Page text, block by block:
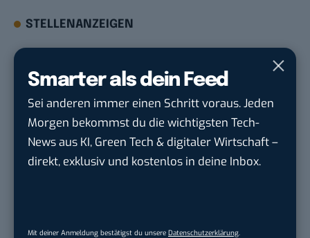
Smarter als dein Feed
Sei anderen immer einen Schritt voraus. Jeden
Morgen bekommst du die wichtigsten Tech-
News aus KI, Green Tech & digitaler Wirtschaft –
direkt, exklusiv und kostenlos in deine Inbox.
Mit deiner Anmeldung bestätigst du unsere Datenschutzerklärung
STELLENANZEIGEN
moveUP Media GmbH inDüsseldorf
Anforderungs- und Projektmanager
touristische...
trendtours Holding GmbH in Eschborn
.wtv Württemberger Medien GmbH & ...